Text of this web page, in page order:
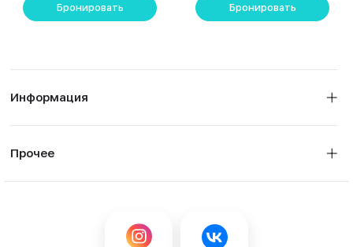
Бронировать Бронировать
Информация
Прочее